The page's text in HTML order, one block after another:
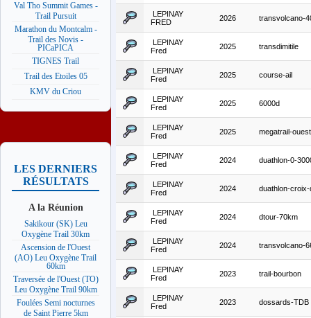
Val Tho Summit Games -
Trail Pursuit
Marathon du Montcalm -
Trail des Novis -
PICaPICA
TIGNES Trail
Trail des Etoiles 05
KMV du Criou
LES DERNIERS
RÉSULTATS
A la Réunion
Sakikour (SK) Leu
Oxygène Trail 30km
Ascension de l'Ouest
(AO) Leu Oxygène Trail
60km
Traversée de l'Ouest (TO)
Leu Oxygène Trail 90km
Foulées Semi nocturnes
de Saint Pierre 5km
LEPINAY
FRED
2026 transvolcano-
LEPINAY
Fred
2025 transdimitile
LEPINAY
Fred
2025 course-ail
LEPINAY
Fred
2025 6000d
LEPINAY
Fred
2025 megatrail-
LEPINAY
Fred
2024 duathlon-0-
LEPINAY
Fred
2024 duathlon-
LEPINAY
Fred
2024 dtour-70km
LEPINAY
Fred
2024 transvolcano-
LEPINAY
Fred
2023 trail-bourbon
LEPINAY
Fred
2023 dossards-TDB